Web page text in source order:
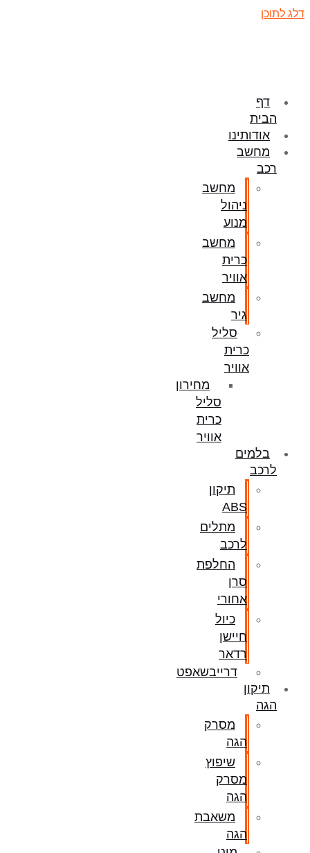
דלג לתוכן
דף
הבית
אודותינו
מחשב
רכב
מחשב
ניהול
מנוע
מחשב
כרית
אוויר
מחשב
גיר
סליל
כרית
אוויר
מחירון
סליל
כרית
אוויר
בלמים
לרכב
תיקון
ABS
מתלים
לרכב
החלפת
סרן
אחורי
כיול
חיישן
רדאר
דרייבשאפט
תיקון
הגה
מסרק
הגה
שיפוץ
מסרק
הגה
משאבת
הגה